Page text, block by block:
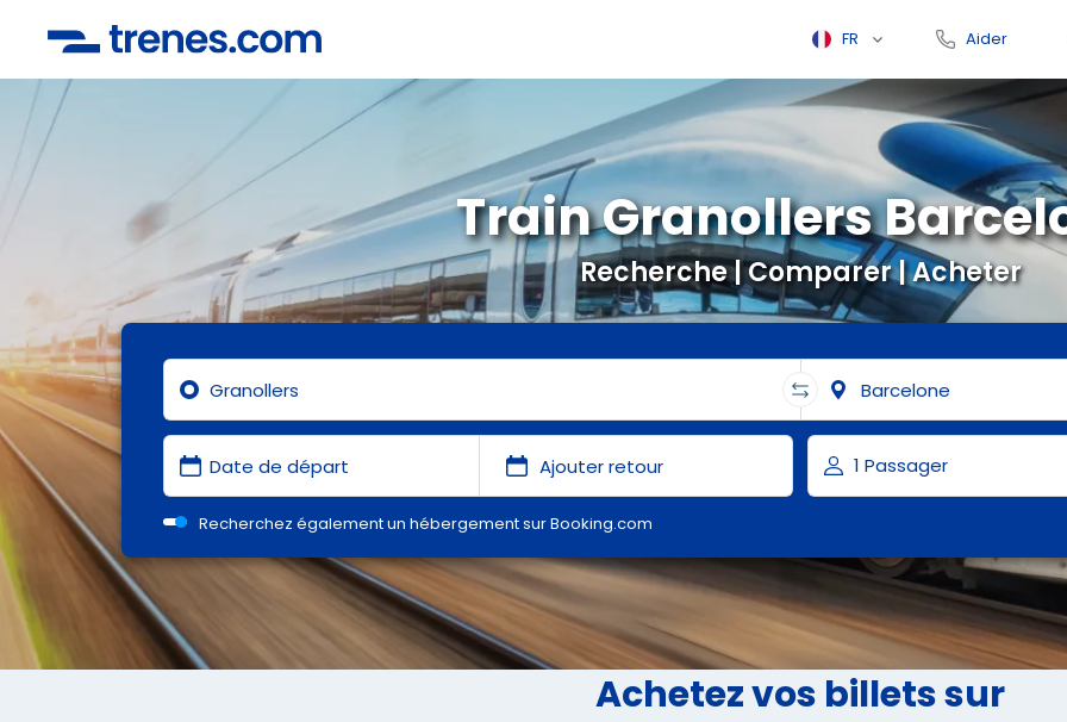
FR Aider
Recherche | Comparer | Acheter
Train Granollers
Recherchez également un hébergement sur Booking.com
Achetez vos billets sur